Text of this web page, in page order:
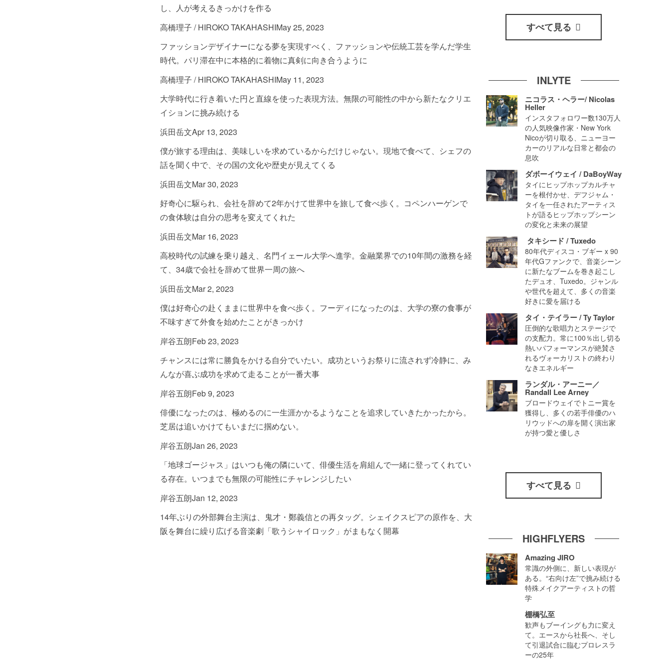
し、人が考えるきっかけを作る
高橋理子 / HIROKO TAKAHASHIMay 25, 2023
ファッションデザイナーになる夢を実現すべく、ファッションや伝統工芸を学んだ学生
時代。パリ滞在中に本格的に着物に真剣に向き合うように
高橋理子 / HIROKO TAKAHASHIMay 11, 2023
大学時代に行き着いた円と直線を使った表現方法。無限の可能性の中から新たなクリエ
イションに挑み続ける
浜田岳文Apr 13, 2023
僕が旅する理由は、美味しいを求めているからだけじゃない。現地で食べて、シェフの
話を聞く中で、その国の文化や歴史が見えてくる
浜田岳文Mar 30, 2023
好奇心に駆られ、会社を辞めて2年かけて世界中を旅して食べ歩く。コペンハーゲンで
の食体験は自分の思考を変えてくれた
浜田岳文Mar 16, 2023
高校時代の試練を乗り越え、名門イェール大学へ進学。金融業界での10年間の激務を経
て、34歳で会社を辞めて世界一周の旅へ
浜田岳文Mar 2, 2023
僕は好奇心の赴くままに世界中を食べ歩く。フーディになったのは、大学の寮の食事が
不味すぎて外食を始めたことがきっかけ
岸谷五朗Feb 23, 2023
チャンスには常に勝負をかける自分でいたい。成功というお祭りに流されず冷静に、み
んなが喜ぶ成功を求めて走ることが一番大事
岸谷五朗Feb 9, 2023
俳優になったのは、極めるのに一生涯かかるようなことを追求していきたかったから。
芝居は追いかけてもいまだに掴めない。
岸谷五朗Jan 26, 2023
「地球ゴージャス」はいつも俺の隣にいて、俳優生活を肩組んで一緒に登ってくれてい
る存在。いつまでも無限の可能性にチャレンジしたい
岸谷五朗Jan 12, 2023
14年ぶりの外部舞台主演は、鬼才・鄭義信との再タッグ。シェイクスピアの原作を、大
阪を舞台に繰り広げる音楽劇「歌うシャイロック」がまもなく開幕
すべて見る
INLYTE
ニコラス・ヘラー/ Nicolas
Heller
インスタフォロワー数130万人
の人気映像作家・New York
Nicoが切り取る、ニューヨー
カーのリアルな日常と都会の
息吹
ダボーイウェイ / DaBoyWay
タイにヒップホップカルチャ
ーを根付かせ、デフジャム・
タイを一任されたアーティス
トが語るヒップホップシーン
の変化と未来の展望
タキシード / Tuxedo
80年代ディスコ・ブギー x 90
年代Gファンクで、音楽シーン
に新たなブームを巻き起こし
たデュオ、Tuxedo。ジャンル
や世代を超えて、多くの音楽
好きに愛を届ける
タイ・テイラー / Ty Taylor
圧倒的な歌唱力とステージで
の支配力。常に100％出し切る
熱いパフォーマンスが絶賛さ
れるヴォーカリストの終わり
なきエネルギー
ランダル・アーニー／
Randall Lee Arney
ブロードウェイでトニー賞を
獲得し、多くの若手俳優のハ
リウッドへの扉を開く演出家
が持つ愛と優しさ
すべて見る
HIGHFLYERS
Amazing JIRO
常識の外側に、新しい表現が
ある。“右向け左”で挑み続ける
特殊メイクアーティストの哲
学
棚橋弘至
歓声もブーイングも力に変え
て。エースから社長へ、そし
て引退試合に臨むプロレスラ
ーの25年